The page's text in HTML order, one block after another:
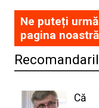
Ne puteți
pagina
Că